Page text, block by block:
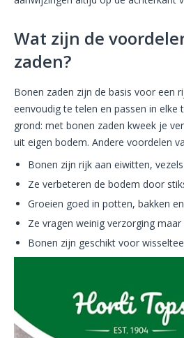
Wat zijn de
zaden?
Bonen zaden zijn de basis voor een
eenvoudig te telen en passen in elke
grond: met bonen zaden kweek je
uit eigen bodem. Andere voordelen
Bonen zijn rijk aan eiwitten,
Ze verbeteren de bodem door
Groeien goed in potten, bakken
Ze vragen weinig verzorging
Bonen zijn geschikt voor